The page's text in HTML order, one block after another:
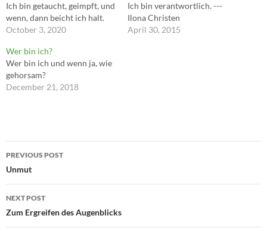
Ich bin getaucht, geimpft, und
wenn, dann beicht ich halt.
October 3, 2020
Ich bin verantwortlich. ---
Ilona Christen
April 30, 2015
Wer bin ich?
Wer bin ich und wenn ja, wie
gehorsam?
December 21, 2018
Post
navigation
PREVIOUS POST
Unmut
NEXT POST
Zum Ergreifen des Augenblicks